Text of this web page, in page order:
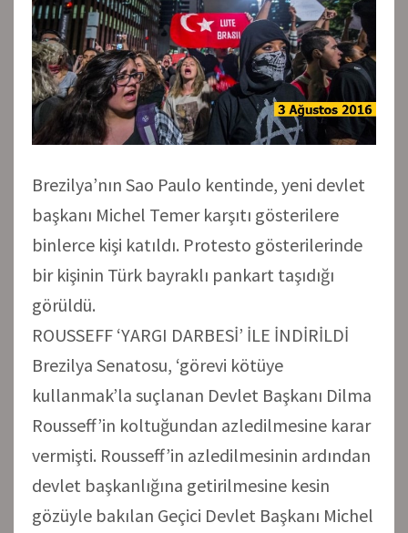
Brezilya’nın Sao Paulo kentinde, yeni devlet
başkanı Michel Temer karşıtı gösterilere
binlerce kişi katıldı. Protesto gösterilerinde
bir kişinin Türk bayraklı pankart taşıdığı
görüldü.
ROUSSEFF ‘YARGI DARBESİ’ İLE İNDİRİLDİ
Brezilya Senatosu, ‘görevi kötüye
kullanmak’la suçlanan Devlet Başkanı Dilma
Rousseff’in koltuğundan azledilmesine karar
vermişti. Rousseff’in azledilmesinin ardından
devlet başkanlığına getirilmesine kesin
gözüyle bakılan Geçici Devlet Başkanı Michel